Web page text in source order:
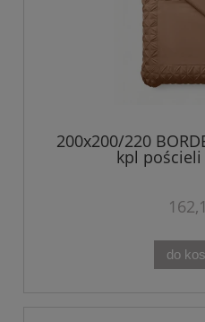
200x200/220
kpl
do